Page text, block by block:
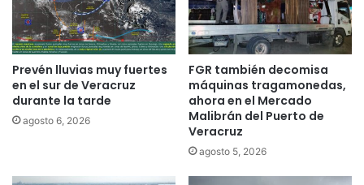
Prevén lluvias muy fuertes
en el sur de Veracruz
durante la tarde
agosto 6, 2026
FGR también decomisa
máquinas tragamonedas,
ahora en el Mercado
Malibrán del Puerto de
Veracruz
agosto 5, 2026